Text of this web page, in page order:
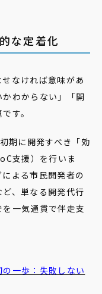
な定着化
なければ意味があ
わからない」「開
す。
期に開発すべき「効
支援）を行いま
よる市民開発者の
、単なる開発代行
一気通貫で伴走支
一歩：失敗しない